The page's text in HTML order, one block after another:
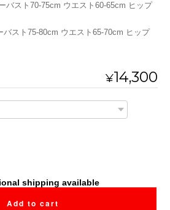
バスト70-75cm ウエスト60-65cm ヒップ
バスト75-80cm ウエスト65-70cm ヒップ
¥14,300
shipping available
Add to cart